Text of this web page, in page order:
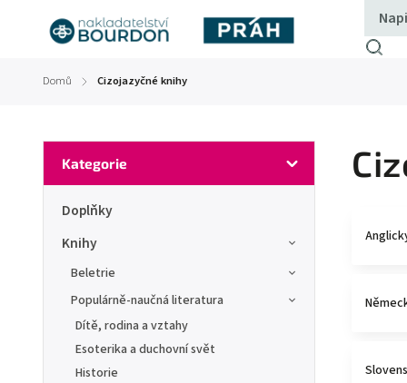
Domů / Cizojazyčné knihy
Kategorie
Doplňky
Knihy
Beletrie
Populárně-naučná literatura
Dítě, rodina a vztahy
Esoterika a duchovní svět
Historie